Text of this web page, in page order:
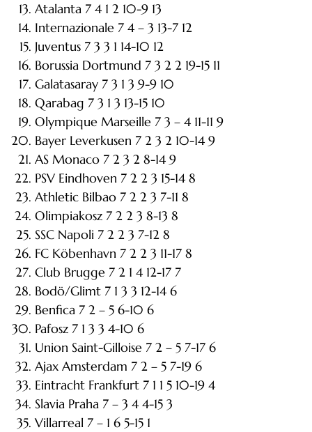
Atalanta 7 4 1 2 10-9 13
Internazionale 7 4 – 3 13-7 12
Juventus 7 3 3 1 14-10 12
Borussia Dortmund 7 3 2 2 19-15 11
Galatasaray 7 3 1 3 9-9 10
Qarabag 7 3 1 3 13-15 10
Olympique Marseille 7 3 – 4 11-11 9
Bayer Leverkusen 7 2 3 2 10-14 9
AS Monaco 7 2 3 2 8-14 9
PSV Eindhoven 7 2 2 3 15-14 8
Athletic Bilbao 7 2 2 3 7-11 8
Olimpiakosz 7 2 2 3 8-13 8
SSC Napoli 7 2 2 3 7-12 8
FC Köbenhavn 7 2 2 3 11-17 8
Club Brugge 7 2 1 4 12-17 7
Bodö/Glimt 7 1 3 3 12-14 6
Benfica 7 2 – 5 6-10 6
Pafosz 7 1 3 3 4-10 6
Union Saint-Gilloise 7 2 – 5 7-17 6
Ajax Amsterdam 7 2 – 5 7-19 6
Eintracht Frankfurt 7 1 1 5 10-19 4
Slavia Praha 7 – 3 4 4-15 3
Villarreal 7 – 1 6 5-15 1